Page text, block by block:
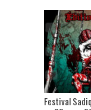
Festival